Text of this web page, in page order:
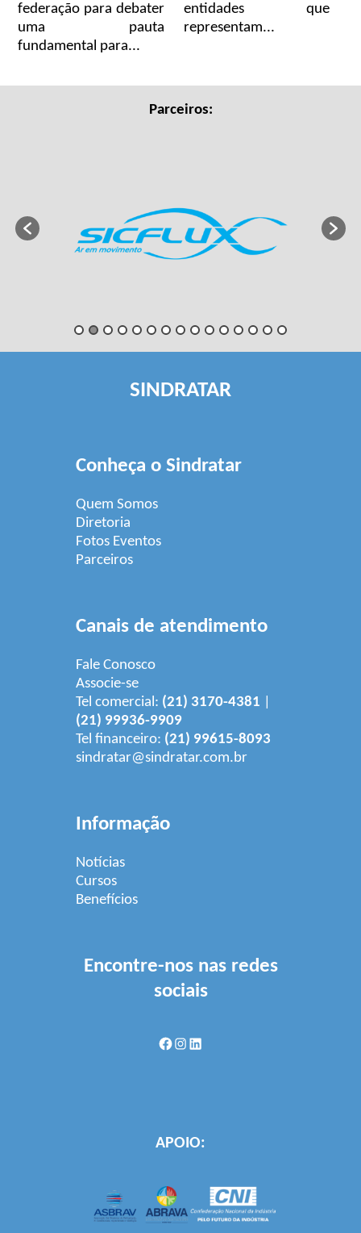
federação para debater
uma pauta
fundamental para...
entidades que
representam...
Parceiros:
SINDRATAR
Conheça o Sindratar
Quem Somos
Diretoria
Fotos Eventos
Parceiros
Canais de atendimento
Fale Conosco
Associe-se
Tel comercial: (21) 3170-4381
(21) 99936-9909
Tel financeiro: (21) 99615-8093
sindratar@sindratar.com.br
Informação
Notícias
Cursos
Benefícios
Encontre-nos nas redes
sociais
Facebook
Instagram
LinkedIn
APOIO: